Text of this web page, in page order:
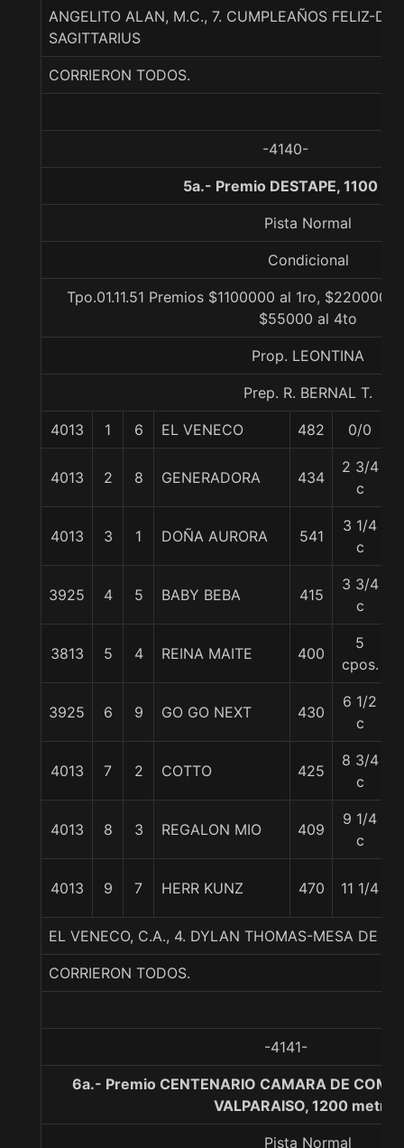
ANGELITO ALAN, M.C., 7. CUMPLEAÑOS FELIZ-DE
SAGITTARIUS
CORRIERON TODOS.
-4140-
5a.- Premio DESTAPE, 1100
Pista Normal
Condicional
Tpo.01.11.51 Premios $1100000 al 1ro, $220000
$55000 al 4to
Prop. LEONTINA
Prep. R. BERNAL T.
4013 1 6 EL VENECO 482 0/0
4013 2 8 GENERADORA 434
2 3/4
c
4013 3 1 DOÑA AURORA 541
3 1/4
c
3925 4 5 BABY BEBA 415
3 3/4
c
3813 5 4 REINA MAITE 400
5
cpos.
3925 6 9 GO GO NEXT 430
6 1/2
c
4013 7 2 COTTO 425
8 3/4
c
4013 8 3 REGALON MIO 409
9 1/4
c
4013 9 7 HERR KUNZ 470 11 1/4
EL VENECO, C.A., 4. DYLAN THOMAS-MESA DE
CORRIERON TODOS.
-4141-
6a.- Premio CENTENARIO CAMARA DE
VALPARAISO, 1200 metros
Pista Normal